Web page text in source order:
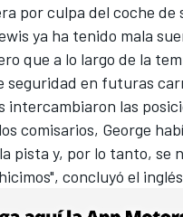
por culpa del coche de
ya ha tenido mala
que a lo largo de la
seguridad en futuras
intercambiaron las
comisarios, George
pista y, por lo tanto, se
concluyó el